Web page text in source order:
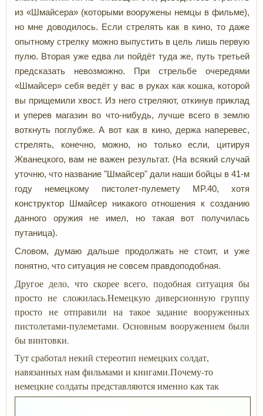
из «Шмайсера» (которыми вооружены немцы в фильме),
но мне доводилось. Если стрелять как в кино, то даже
опытному стрелку можно выпустить в цель лишь первую
пулю. Вторая уже едва ли пойдёт туда же, путь третьей
предсказать невозможно. При стрельбе очередями
«Шмайсер» себя ведёт у вас в руках как кошка, которой
вы прищемили хвост. Из него стреляют, откинув приклад
и уперев магазин во что-нибудь, лучше всего в землю
воткнуть поглубже. А вот как в кино, держа наперевес,
стрелять, конечно, можно, но только если, цитируя
Жванецкого, вам не важен результат. (На всякий случай
уточню, что название "Шмайсер" дали наши бойцы в 41-м
году немецкому пистолет-пулемету MP.40, хотя
конструктор Шмайсер никакого отношения к созданию
данного оружия не имел, но такая вот получилась
путаница).
Словом, думаю дальше продолжать не стоит, и уже
понятно, что ситуация не совсем правдоподобная.
Другое дело, что скорее всего, подобная ситуация бы
просто не сложилась.Немецкую диверсионную группу
просто не отправили на такое задание вооруженных
пистолетами-пулеметами. Основным вооружением были
бы винтовки.
Тут сработал некий стереотип немецких солдат,
навязанных нам фильмами и книгами.Почему-то
немецкие солдаты представляются именно как так